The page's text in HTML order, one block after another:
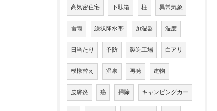
高気密住宅 下駄箱 柱 異常気象
雷雨 線状降水帯 加湿器 湿度
日当たり 予防 製造工場 白アリ
模様替え 温泉 再発 建物
皮膚炎 癌 掃除 キャンピングカー